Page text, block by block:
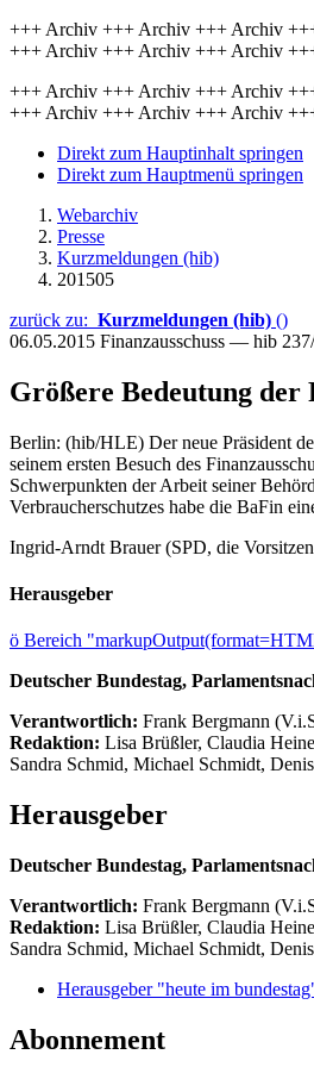
+++ Archiv +++ Archiv +++ Archiv
+++ Archiv +++ Archiv +++ Archiv
+++ Archiv +++ Archiv +++ Archiv
+++ Archiv +++ Archiv +++ Archiv
Direkt zum Hauptinhalt springen
Direkt zum Hauptmenü springen
Webarchiv
Presse
Kurzmeldungen (hib)
201505
zurück zu: Kurzmeldungen (hib) ()
06.05.2015 Finanzausschuss — hib
Größere Bedeutung
Berlin: (hib/HLE) Der neue Präsident
seinem ersten Besuch des
Schwerpunkten der Arbeit seiner
Verbraucherschutzes habe die BaFin
Ingrid-Arndt Brauer (SPD, die
Herausgeber
ö Bereich
Deutscher Bundestag,
Verantwortlich: Frank Bergmann
Redaktion: Lisa Brüßler, Claudia
Sandra Schmid, Michael Schmidt,
Herausgeber
Deutscher Bundestag,
Verantwortlich: Frank Bergmann
Redaktion: Lisa Brüßler, Claudia
Sandra Schmid, Michael Schmidt,
Herausgeber "heute im
Abonnement